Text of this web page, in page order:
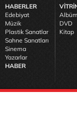
HABERLER
Edebiyat
Müzik
Plastik Sanatlar
Sahne Sanatları
Sinema
Yazarlar
HABER
Albüm
DVD
Kitap